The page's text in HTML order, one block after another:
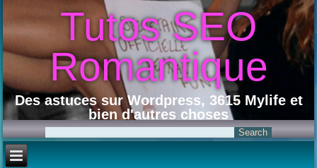
Tutos SEO
Romantique
Des astuces sur Wordpress, 3615 Mylife et
bien d'autres choses